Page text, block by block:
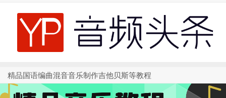
精品国语编曲混音音乐制作吉他贝斯等教程